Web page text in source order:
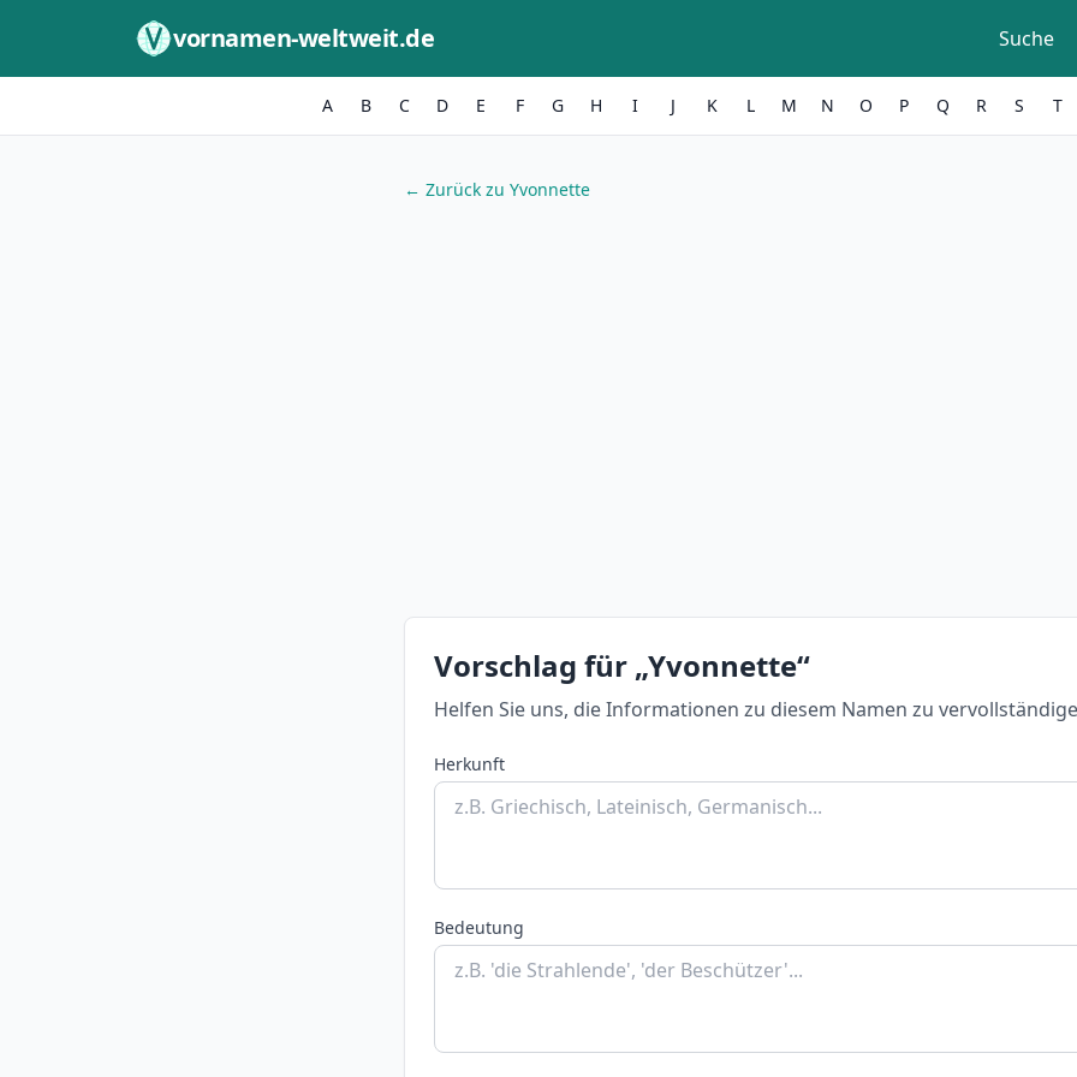
vornamen-weltweit.de Suche
A B C D E F G H I J K L M N O P Q R S T
← Zurück zu Yvonnette
Vorschlag für „Yvonnette“
Helfen Sie uns, die Informationen zu diesem Namen zu
Herkunft
Bedeutung